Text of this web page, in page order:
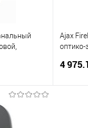
Ajax
4